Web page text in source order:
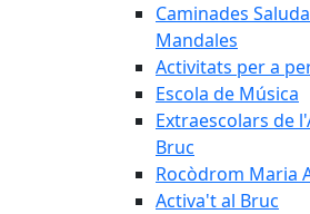
Caminades
Mandales
Activitats per a
Escola de Música
Extraescolars de
Bruc
Rocòdrom Maria
Activa't al Bruc